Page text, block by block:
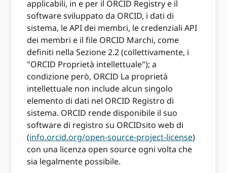
applicabili, in e per il ORCID Registry e il
software sviluppato da ORCID, i dati di
sistema, le API dei membri, le credenziali API
dei membri e il file ORCID Marchi, come
definiti nella Sezione 2.2 (collettivamente, i
"ORCID Proprietà intellettuale"); a
condizione però, ORCID La proprietà
intellettuale non include alcun singolo
elemento di dati nel ORCID Registro di
sistema. ORCID rende disponibile il suo
software di registro su ORCIDsito web di
(info.orcid.org/open-source-project-license)
con una licenza open source ogni volta che
sia legalmente possibile.